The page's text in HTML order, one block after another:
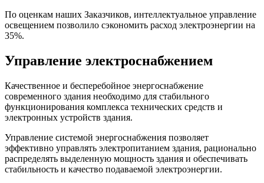
По оценкам наших Заказчиков, интеллектуальное управление
освещением позволило сэкономить расход электроэнергии на
35%.
Управление электроснабжением
Качественное и бесперебойное энергоснабжение
современного здания необходимо для стабильного
функционирования комплекса технических средств и
электронных устройств здания.
Управление системой энергоснабжения позволяет
эффективно управлять электропитанием здания, рационально
распределять выделенную мощность здания и обеспечивать
стабильность и качество подаваемой электроэнергии.